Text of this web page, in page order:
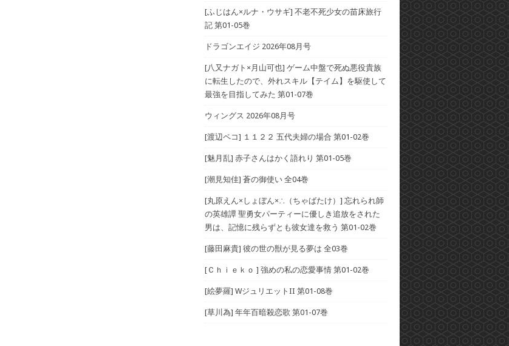
[ふじはん×ルナ・ウサギ] 不老不死少女の苗床旅行
記 第01-05巻
ドラゴンエイジ 2026年08月号
[八又ナガト×月山可也] ゲーム中盤で死ぬ悪役貴族
に転生したので、外れスキル【テイム】を駆使して
最強を目指してみた 第01-07巻
ウィングス 2026年08月号
[渡辺ペコ] １１２２ 五代夫婦の場合 第01-02巻
[魅月乱] 赤子さんはかく語れり 第01-05巻
[潮見知佳] 蒼の御使い 全04巻
[丸原えん×しょぼん×∴（ちゃばたけ）] 忘れられ師
の英雄譚 聖勇女パーティーに優しき追放をされた
男は、記憶に残らずとも彼女達を救う 第01-02巻
[藤田麻貴] 彼の世の獣が見る夢は 全03巻
[Ｃｈｉｅｋｏ ] 強めの私の恋愛事情 第01-02巻
[絵夢羅] WジュリエットII 第01-08巻
[草川為] 年年百暗殺恋歌 第01-07巻